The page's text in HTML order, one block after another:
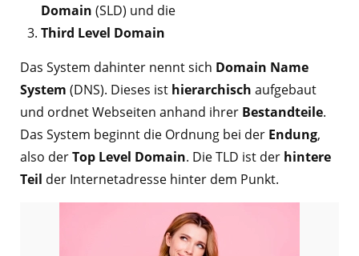
Domain (SLD) und die
Third Level Domain
Das System dahinter nennt sich Domain Name
System (DNS). Dieses ist hierarchisch aufgebaut
und ordnet Webseiten anhand ihrer Bestandteile.
Das System beginnt die Ordnung bei der Endung,
also derTop Level Domain. Die TLD ist der hintere
Teil der Internetadresse hinter dem Punkt.